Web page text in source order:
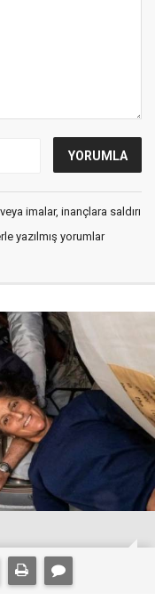
imalar, inançlara saldırı
yazılmış yorumlar